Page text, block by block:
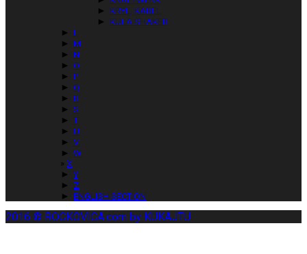
► KRYL, KAREL
► KULA SHAKER
► L
► M
► N
► O
► P
► Q
► R
► S
► T
► U
► V
► W
X
► Y
► Z
► ENGLISH SECTION
2016 © ROCKOVICA.com by KUKAJTU